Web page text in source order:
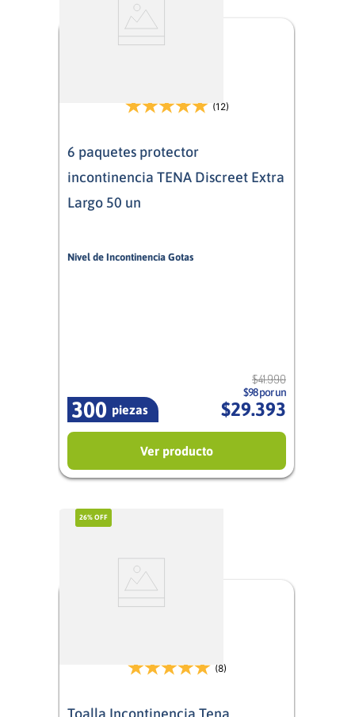
(12)
6 paquetes protector
incontinencia TENA Discreet Extra
Largo 50 un
Nivel de Incontinencia Gotas
piezas
300
$41.990
$98 por un
$29.393
Ver producto
26% OFF
(8)
Toalla Incontinencia Tena